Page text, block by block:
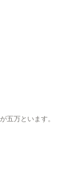
五万といます。